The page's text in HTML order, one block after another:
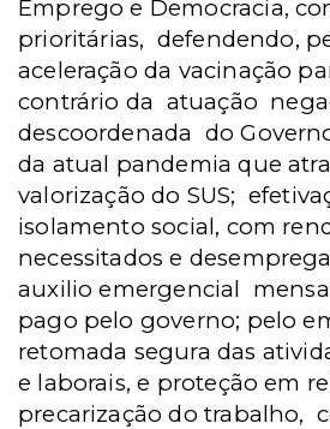
Emprego e Democracia,
prioritárias, defendendo,
aceleração da vacinação
contrário da atuação
descoordenada do
da atual pandemia que
valorização do SUS;
isolamento social, com
necessitados e
auxilio emergencial
pago pelo governo; pelo
retomada segura das
e laborais, e proteção em
precarização do trabalho,